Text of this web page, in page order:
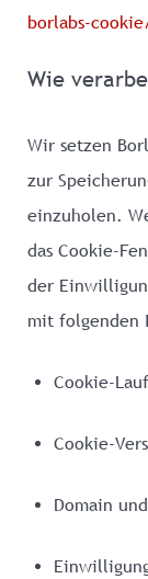
borlabs-
Wie
Wir setzen
zur
einzuholen.
das Cookie-
der
mit folgenden
Cookie-
Cookie-
Domain